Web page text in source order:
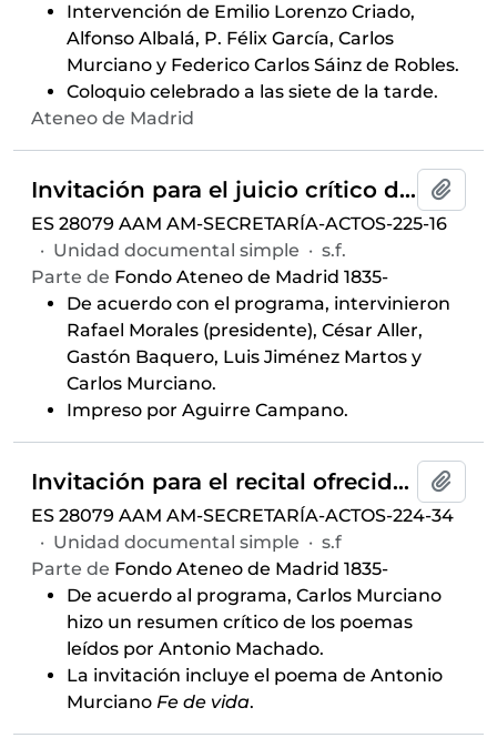
Intervención de Emilio Lorenzo Criado,
Alfonso Albalá, P. Félix García, Carlos
Murciano y Federico Carlos Sáinz de Robles.
Coloquio celebrado a las siete de la tarde.
Ateneo de Madrid
Invitación para el juicio crítico del libro de
ES 28079 AAM AM-SECRETARÍA-ACTOS-225-16
· Unidad documental simple · s.f.
Parte de Fondo Ateneo de Madrid 1835-
De acuerdo con el programa, intervinieron
Rafael Morales (presidente), César Aller,
Gastón Baquero, Luis Jiménez Martos y
Carlos Murciano.
Impreso por Aguirre Campano.
Invitación para el recital ofrecido por Antonio Murciano, celebrado el 15 de diciembre de 1966 y auspiciado por el Aula de Poesía
ES 28079 AAM AM-SECRETARÍA-ACTOS-224-34
· Unidad documental simple · s.f
Parte de Fondo Ateneo de Madrid 1835-
De acuerdo al programa, Carlos Murciano
hizo un resumen crítico de los poemas
leídos por Antonio Machado.
La invitación incluye el poema de Antonio
Murciano Fe de vida.